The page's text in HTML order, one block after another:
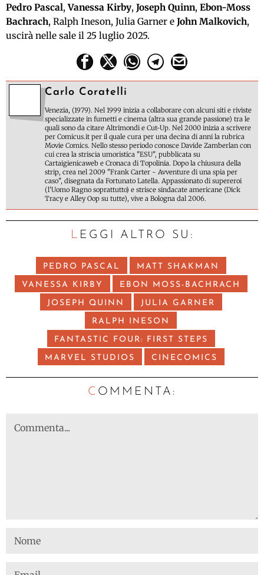
Pedro Pascal,Vanessa Kirby, Joseph Quinn, Ebon-Moss
Bachrach, Ralph Ineson, Julia Garner e John Malkovich,
uscirà nelle sale il 25 luglio 2025.
Carlo Coratelli
Venezia, (1979). Nel 1999 inizia a collaborare con alcuni siti e riviste
specializzate in fumetti e cinema (altra sua grande passione) tra le
quali sono da citare Altrimondi e Cut-Up. Nel 2000 inizia a scrivere
per Comicus.it per il quale cura per una decina di anni la rubrica
Movie Comics. Nello stesso periodo conosce Davide Zamberlan con
cui crea la striscia umoristica "ESU", pubblicata su
Cartaigienicaweb e Cronaca di Topolinia. Dopo la chiusura della
strip, crea nel 2009 "Frank Carter - Avventure di una spia per
caso", disegnata da Fortunato Latella. Appassionato di supereroi
(l'Uomo Ragno soprattutto) e strisce sindacate americane (Dick
Tracy e Alley Oop su tutte), vive a Bologna dal 2006.
LEGGI ALTRO SU:
PEDRO PASCAL MATT SHAKMAN
VANESSA KIRBY EBON MOSS-BACHRACH
JOSEPH QUINN JULIA GARNER
RALPH INESON
FANTASTIC FOUR: FIRST STEPS
MARVEL STUDIOS CINECOMICS
C OMMENTA: